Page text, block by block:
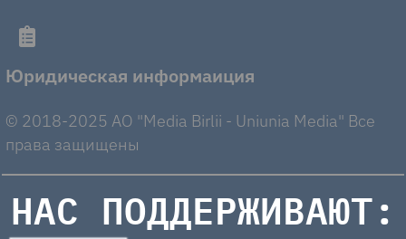
Юридическая информаиция
© 2018-2025 AO "Media Birlii - Uniunia Media" Все
права защищены
НАС ПОДДЕРЖИВАЮТ: